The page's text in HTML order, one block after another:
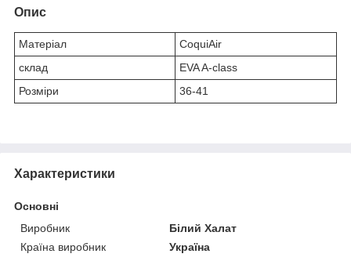
Опис
Матеріал
CoquiAir
склад
EVA A-class
Розміри
36-41
Характеристики
Основні
Виробник
Білий Халат
Країна виробник
Україна